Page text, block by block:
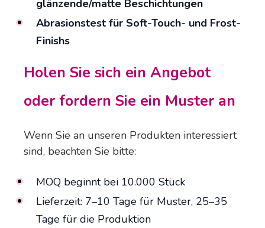
glänzende/matte Beschichtungen
Abrasionstest für Soft-Touch- und Frost-
Finishs
Holen Sie sich ein Angebot
oder fordern Sie ein Muster an
Wenn Sie an unseren Produkten interessiert
sind, beachten Sie bitte:
MOQ beginnt bei 10.000 Stück
Lieferzeit: 7–10 Tage für Muster, 25–35
Tage für die Produktion